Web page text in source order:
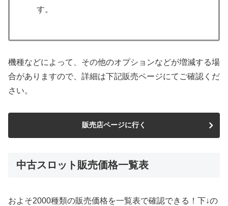
す。
機種などによって、その他のオプションなどが増減する場
合がありますので、詳細は下記販売ページにてご確認くだ
さい。
販売店ページに行く
中古スロット販売価格一覧表
およそ2000種類の販売価格を一覧表で確認できる！下↓の